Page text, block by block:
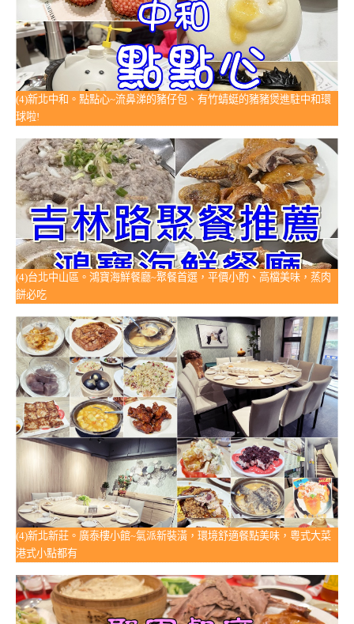
(4)新北中和。點點心~流鼻涕的豬仔包、有竹蜻蜓的豬豬煲進駐中和環
球啦!
(4)台北中山區。鴻寶海鮮餐廳~聚餐首選，平價小酌、高檔美味，蒸肉
餅必吃
(4)新北新莊。廣泰樓小館~氣派新裝潢，環境舒適餐點美味，粵式大菜
港式小點都有